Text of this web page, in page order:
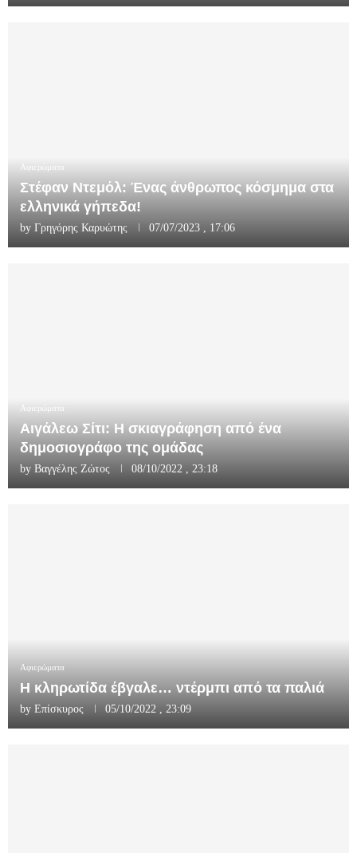
Αφιερώματα
Στέφαν Ντεμόλ: Ένας άνθρωπος κόσμημα στα
ελληνικά γήπεδα!
by Γρηγόρης Καρυώτης 07/07/2023 , 17:06
Αφιερώματα
Αιγάλεω Σίτι: Η σκιαγράφηση από ένα
δημοσιογράφο της ομάδας
by Βαγγέλης Ζώτος 08/10/2022 , 23:18
Αφιερώματα
Η κληρωτίδα έβγαλε… ντέρμπι από τα παλιά
by Επίσκυρος 05/10/2022 , 23:09